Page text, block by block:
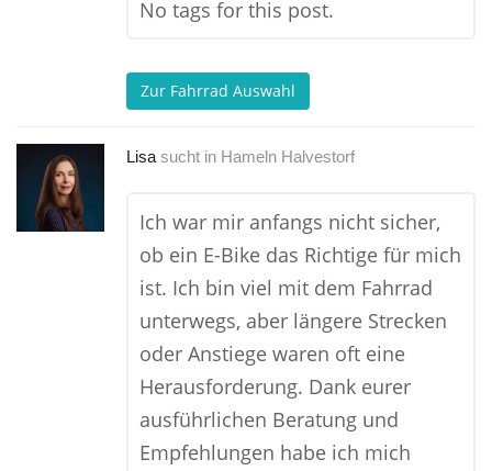
No tags for this post.
Zur Fahrrad Auswahl
Lisa sucht in Hameln Halvestorf
Ich war mir anfangs nicht sicher,
ob ein E-Bike das Richtige für mich
ist. Ich bin viel mit dem Fahrrad
unterwegs, aber längere Strecken
oder Anstiege waren oft eine
Herausforderung. Dank eurer
ausführlichen Beratung und
Empfehlungen habe ich mich